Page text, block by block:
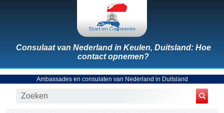
Consulaat van Nederland in Keulen, Duitsland: Hoe
contact opnemen?
Ambassades en consulaten van Nederland in Duitsland